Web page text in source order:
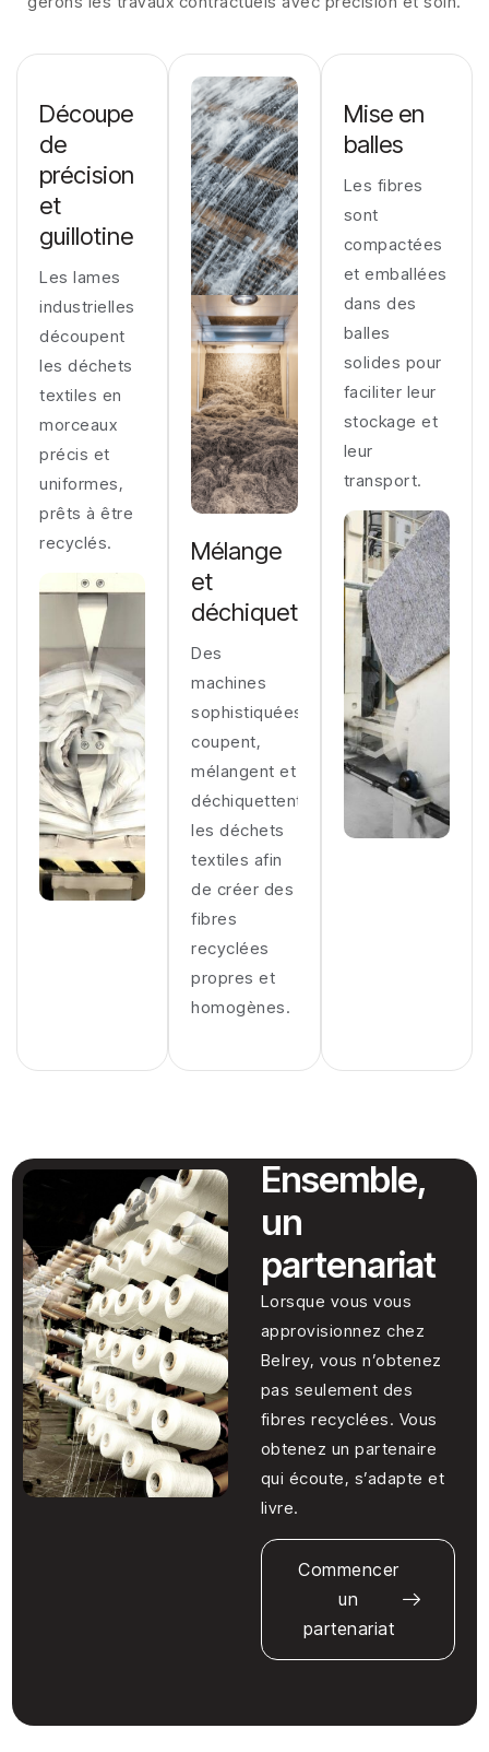
Découpe
de
précision
et
guillotine
Les lames
industrielles
découpent
les déchets
textiles en
morceaux
précis et
uniformes,
prêts à être
recyclés.
Mélange
et
déchiquetage
Des
machines
sophistiquées
coupent,
mélangent et
déchiquettent
les déchets
textiles afin
de créer des
fibres
recyclées
propres et
homogènes.
Mise en
balles
Les fibres
sont
compactées
et emballées
dans des
balles
solides pour
faciliter leur
stockage et
leur
transport.
Ensemble,
un
partenariat
Lorsque vous vous
approvisionnez chez
Belrey, vous n’obtenez
pas seulement des
fibres recyclées. Vous
obtenez un partenaire
qui écoute, s’adapte et
livre.
Commencer
un
partenariat